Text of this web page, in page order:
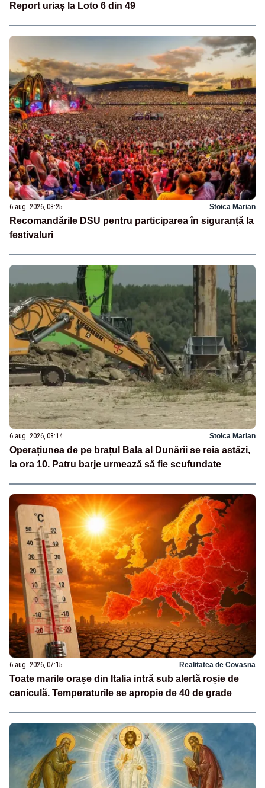
Report uriaș la Loto 6 din 49
6 aug. 2026, 08:25 Stoica Marian
Recomandările DSU pentru participarea în siguranță la
festivaluri
6 aug. 2026, 08:14 Stoica Marian
Operațiunea de pe brațul Bala al Dunării se reia astăzi,
la ora 10. Patru barje urmează să fie scufundate
6 aug. 2026, 07:15 Realitatea de Covasna
Toate marile orașe din Italia intră sub alertă roșie de
caniculă. Temperaturile se apropie de 40 de grade